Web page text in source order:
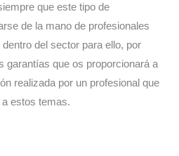
que este tipo de
de la mano de profesionales
del sector para ello, por
garantías que os proporcionará a
realizada por un profesional que
estos temas.